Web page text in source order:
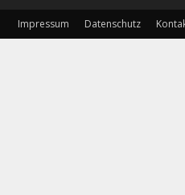
Impressum Datenschutz